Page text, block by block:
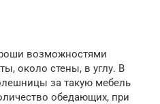
возможностями
около стены, в углу. В
за такую мебель
обедающих, при